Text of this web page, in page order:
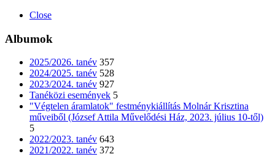
Close
Albumok
2025/2026. tanév 357
2024/2025. tanév 528
2023/2024. tanév 927
Tanéközi események 5
"Végtelen áramlatok" festménykiállítás Molnár Krisztina
műveiből (József Attila Művelődési Ház, 2023. július 10-től)
5
2022/2023. tanév 643
2021/2022. tanév 372